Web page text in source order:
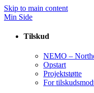
Skip to main content
Min Side
Tilskud
NEMO –
Opstart
Projektstøtte
For